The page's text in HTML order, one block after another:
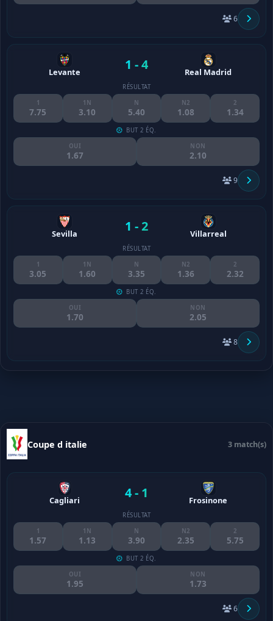
6
Levante 1 - 4 Real Madrid
RÉSULTAT
1
7.75
1N
3.10
N
5.40
N2
1.08
2
1.34
BUT 2 ÉQ.
OUI
1.67
NON
2.10
9
Sevilla 1 - 2 Villarreal
RÉSULTAT
1
3.05
1N
1.60
N
3.35
N2
1.36
2
2.32
BUT 2 ÉQ.
OUI
1.70
NON
2.05
8
Coupe d italie 3 match(s)
Cagliari 4 - 1 Frosinone
RÉSULTAT
1
1.57
1N
1.13
N
3.90
N2
2.35
2
5.75
BUT 2 ÉQ.
OUI
1.95
NON
1.73
6